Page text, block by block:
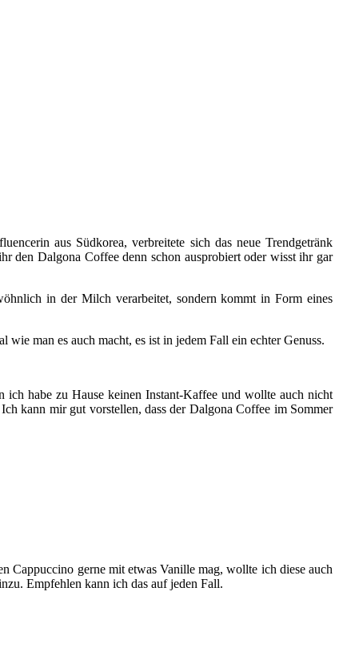
aus Südkorea, verbreitete sich das neue Trendgetränk
den Dalgona Coffee denn schon ausprobiert oder wisst ihr gar
in der Milch verarbeitet, sondern kommt in Form eines
man es auch macht, es ist in jedem Fall ein echter Genuss.
ich habe zu Hause keinen Instant-Kaffee und wollte auch nicht
kann mir gut vorstellen, dass der Dalgona Coffee im Sommer
Cappuccino gerne mit etwas Vanille mag, wollte ich diese auch
Empfehlen kann ich das auf jeden Fall.